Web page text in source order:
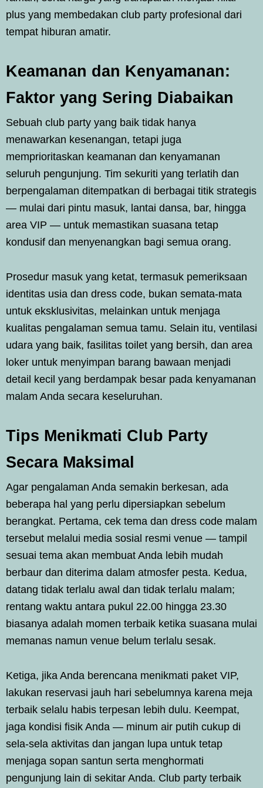
plus yang membedakan club party profesional dari
tempat hiburan amatir.
Keamanan dan Kenyamanan:
Faktor yang Sering Diabaikan
Sebuah club party yang baik tidak hanya
menawarkan kesenangan, tetapi juga
memprioritaskan keamanan dan kenyamanan
seluruh pengunjung. Tim sekuriti yang terlatih dan
berpengalaman ditempatkan di berbagai titik strategis
— mulai dari pintu masuk, lantai dansa, bar, hingga
area VIP — untuk memastikan suasana tetap
kondusif dan menyenangkan bagi semua orang.
Prosedur masuk yang ketat, termasuk pemeriksaan
identitas usia dan dress code, bukan semata-mata
untuk eksklusivitas, melainkan untuk menjaga
kualitas pengalaman semua tamu. Selain itu, ventilasi
udara yang baik, fasilitas toilet yang bersih, dan area
loker untuk menyimpan barang bawaan menjadi
detail kecil yang berdampak besar pada kenyamanan
malam Anda secara keseluruhan.
Tips Menikmati Club Party
Secara Maksimal
Agar pengalaman Anda semakin berkesan, ada
beberapa hal yang perlu dipersiapkan sebelum
berangkat. Pertama, cek tema dan dress code malam
tersebut melalui media sosial resmi venue — tampil
sesuai tema akan membuat Anda lebih mudah
berbaur dan diterima dalam atmosfer pesta. Kedua,
datang tidak terlalu awal dan tidak terlalu malam;
rentang waktu antara pukul 22.00 hingga 23.30
biasanya adalah momen terbaik ketika suasana mulai
memanas namun venue belum terlalu sesak.
Ketiga, jika Anda berencana menikmati paket VIP,
lakukan reservasi jauh hari sebelumnya karena meja
terbaik selalu habis terpesan lebih dulu. Keempat,
jaga kondisi fisik Anda — minum air putih cukup di
sela-sela aktivitas dan jangan lupa untuk tetap
menjaga sopan santun serta menghormati
pengunjung lain di sekitar Anda. Club party terbaik